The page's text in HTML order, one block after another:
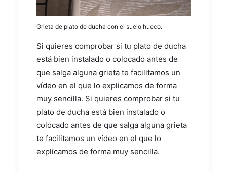
Grieta de plato de ducha con el suelo hueco.
Si quieres comprobar si tu plato de ducha
está bien instalado o colocado antes de
que salga alguna grieta te facilitamos un
vídeo en el que lo explicamos de forma
muy sencilla. Si quieres comprobar si tu
plato de ducha está bien instalado o
colocado antes de que salga alguna grieta
te facilitamos un vídeo en el que lo
explicamos de forma muy sencilla.